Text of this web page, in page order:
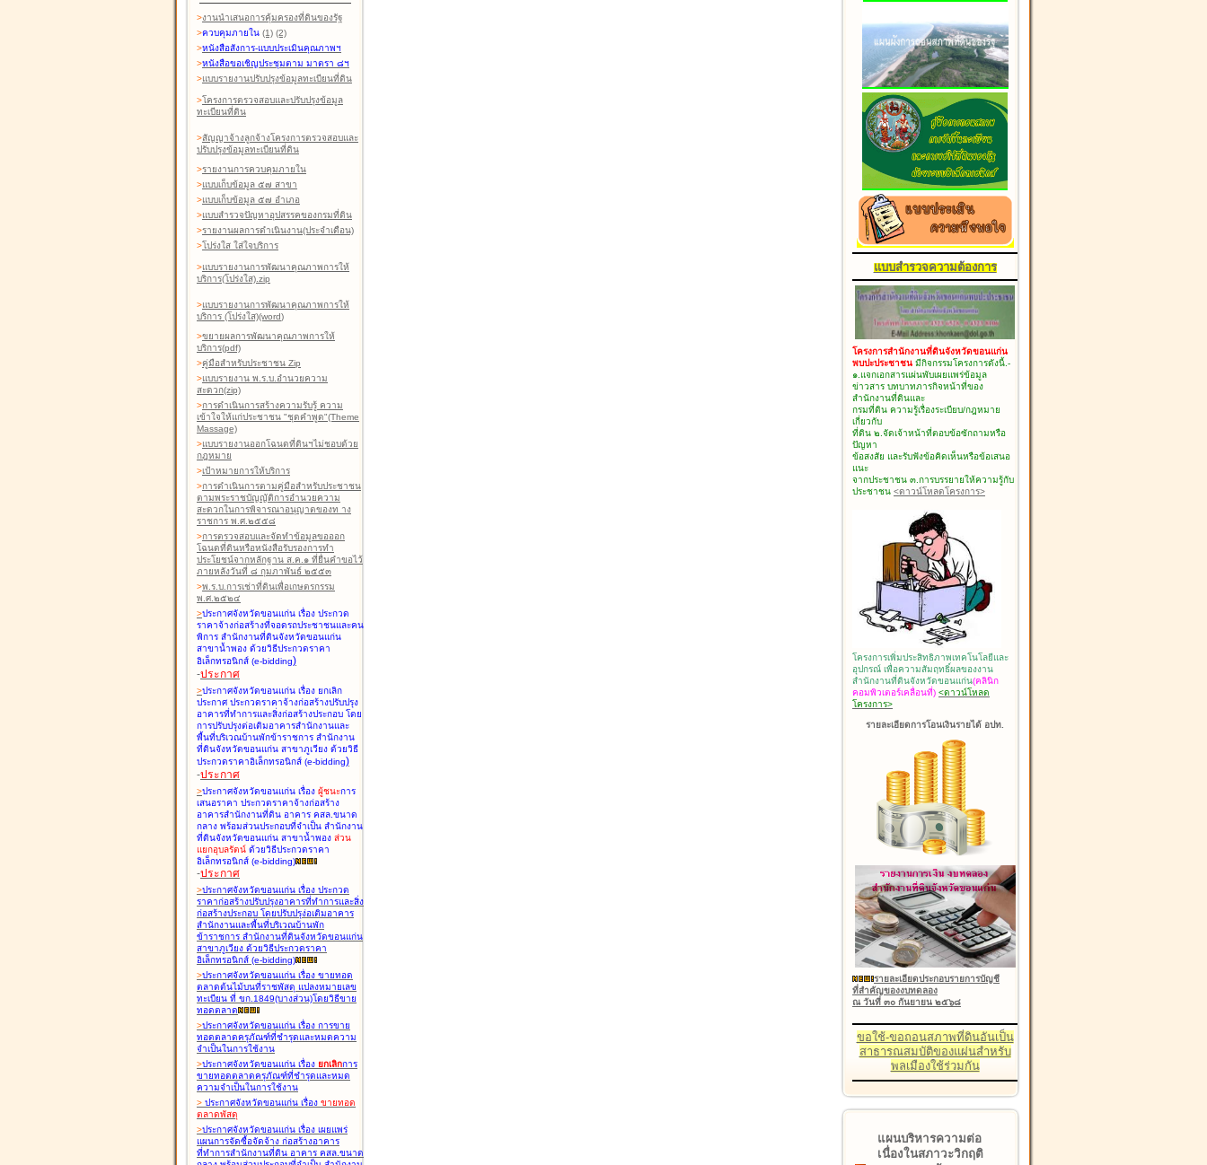
>งานนำเสนอการคุ้มครองที่ดินของรัฐ
>ควบคุมภายใน (1) (2)
>หนังสือสังการ-แบบประเมินคุณภาพฯ
>หนังสือขอเชิญประชุมตาม มาตรา ๘ฯ
>แบบรายงานปรับปรุงข้อมูลทะเบียนที่ดิน
>โครงการตรวจสอบและปรับปรุงข้อมูล
ทะเบียนที่ดิน
>สัญญาจ้างลูกจ้างโครงการตรวจสอบและ
ปรับปรุงข้อมูลทะเบียนที่ดิน
>รายงานการควบคุมภายใน
>แบบเก็บข้อมูล ๕๗ สาขา
>แบบเก็บข้อมูล ๕๗ อำเภอ
>แบบสำรวจปัญหาอุปสรรคของกรมที่ดิน
>รายงานผลการดำเนินงาน(ประจำเดือน)
>โปร่งใส ใส่ใจบริการ
>แบบรายงานการพัฒนาคุณภาพการให้
บริการ(โปร่งใส).zip
>แบบรายงานการพัฒนาคุณภาพการให้
บริการ (โปร่งใส)(word)
>ขยายผลการพัฒนาคุณภาพการให้
บริการ(pdf)
>คู่มือสำหรับประชาชน Zip
>แบบรายงาน พ.ร.บ.อำนวยความ
สะดวก(zip)
>การดำเนินการสร้างความรับรู้ ความ
เข้าใจให้แก่ประชาชน "ชุดคำพูด"(Theme
Massage)
>แบบรายงานออกโฉนดที่ดินฯไม่ชอบด้วย
กฎหมาย
>เป้าหมายการให้บริการ
>การดำเนินการตามคู่มือสำหรับประชาชน
ตามพระราชบัญญัติการอำนวยความ
สะดวกในการพิจารณาอนุญาตของท าง
ราชการ พ.ศ.๒๕๕๘
>การตรวจสอบและจัดทำข้อมูลขอออก
โฉนดที่ดินหรือหนังสือรับรองการทำ
ประโยชน์จากหลักฐาน ส.ค.๑ ที่ยื่นคำขอไว้
ภายหลังวันที่ ๘ กุมภาพันธ์ ๒๕๕๓
>พ.ร.บ.การเช่าที่ดินเพื่อเกษตรกรรม
พ.ศ.๒๕๒๔
>ประกาศจังหวัดขอนแก่น เรื่อง ประกวด
ราคาจ้างก่อสร้างที่จอดรถประชาชนและคน
พิการ สำนักงานที่ดินจังหวัดขอนแก่น
สาขาน้ำพอง ด้วยวิธีประกวดราคา
อิเล็กทรอนิกส์ (e-bidding)
-ประกาศ
>ประกาศจังหวัดขอนแก่น เรื่อง ยกเลิก
ประกาศ ประกวดราคาจ้างก่อสร้างปรับปรุง
อาคารที่ทำการและสิ่งก่อสร้างประกอบ โดย
การปรับปรุงต่อเติมอาคารสำนักงานและ
พื้นที่บริเวณบ้านพักข้าราชการ สำนักงาน
ที่ดินจังหวัดขอนแก่น สาขาภูเวียง ด้วยวิธี
ประกวดราคาอิเล็กทรอนิกส์ (e-bidding)
-ประกาศ
>ประกาศจังหวัดขอนแก่น เรื่อง ผู้ชนะการ
เสนอราคา ประกวดราคาจ้างก่อสร้าง
อาคารสำนักงานที่ดิน อาคาร คสล.ขนาด
กลาง พร้อมส่วนประกอบที่จำเป็น สำนักงาน
ที่ดินจังหวัดขอนแก่น สาขาน้ำพอง ส่วน
แยกอุบลรัตน์ ด้วยวิธีประกวดราคา
อิเล็กทรอนิกส์ (e-bidding)
-ประกาศ
>ประกาศจังหวัดขอนแก่น เรื่อง ประกวด
ราคาก่อสร้างปรับปรุงอาคารที่ทำการและสิ่ง
ก่อสร้างประกอบ โดยปรับปรุง่อเติมอาคาร
สำนักงานและพื้นที่บริเวณบ้านพัก
ข้าราชการ สำนักงานที่ดินจังหวัดขอนแก่น
สาขาภูเวียง ด้วยวิธีประกวดราคา
อิเล็กทรอนิกส์ (e-bidding)
>ประกาศจังหวัดขอนแก่น เรื่อง ขายทอด
ตลาดต้นไม้บนที่ราชพัสดุ แปลงหมายเลข
ทะเบียน ที่ ขก.1849(บางส่วน)โดยวิธีขาย
ทอดตลาด
>ประกาศจังหวัดขอนแก่น เรื่อง การขาย
ทอดตลาดครุภัณฑ์ที่ชำรุดและหมดความ
จำเป็นในการใช้งาน
>ประกาศจังหวัดขอนแก่น เรื่อง ยกเลิกการ
ขายทอดตลาดครุภัณฑ์ที่ชำรุดและหมด
ความจำเป็นในการใช้งาน
> ประกาศจังหวัดขอนแก่น เรื่อง ขายทอด
ตลาดพัสดุ
>ประกาศจังหวัดขอนแก่น เรื่อง เผยแพร่
แผนการจัดซื้อจัดจ้าง ก่อสร้างอาคาร
ที่ทำการสำนักงานที่ดิน อาคาร คสล.ขนาด
แบบสำรวจความต้องการ
โครงการสำนักงานที่ดินจังหวัดขอนแก่น
พบปะประชาชน มีกิจกรรมโครงการดังนี้.-
๑.แจกเอกสารแผ่นพับเผยแพร่ข้อมูล
ข่าวสาร บทบาทภารกิจหน้าที่ของ
สำนักงานที่ดินและ
กรมที่ดิน ความรู้เรื่องระเบียบ/กฎหมาย
เกี่ยวกับ
ที่ดิน ๒.จัดเจ้าหน้าที่ตอบข้อซักถามหรือ
ปัญหา
ข้อสงสัย และรับฟังข้อคิดเห็นหรือข้อเสนอ
แนะ
จากประชาชน ๓.การบรรยายให้ความรู้กับ
ประชาชน <ดาวน์โหลดโครงการ>
โครงการเพิ่มประสิทธิภาพเทคโนโลยีและ
อุปกรณ์ เพื่อความสัมฤทธิ์ผลของงาน
สำนักงานที่ดินจังหวัดขอนแก่น(คลินิก
คอมพิวเตอร์เคลื่อนที่) <ดาวน์โหลด
โครงการ>
รายละเอียดการโอนเงินรายได้ อปท.
รายละเอียดประกอบรายการบัญชี
ที่สำคัญของงบทดลอง
ณ วันที่ ๓๐ กันยายน ๒๕๖๘
ขอใช้-ขอถอนสภาพที่ดินอันเป็น
สาธารณสมบัติของแผ่นสำหรับ
พลเมืองใช้ร่วมกัน
แผนบริหารความต่อ
เนื่องในสภาวะวิกฤติ